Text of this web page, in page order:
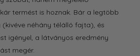
termést is hoznak. Bár a legtöbb
néhány télálló fajta), és
igényel, a látványos eredmény
megér.